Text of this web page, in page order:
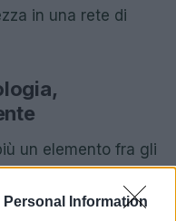
Personal Information
in una rete di
un elemento fra gli
da cui
e benessere